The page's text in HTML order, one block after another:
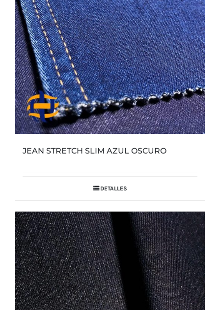
JEAN STRETCH SLIM AZUL OSCURO
DETALLES